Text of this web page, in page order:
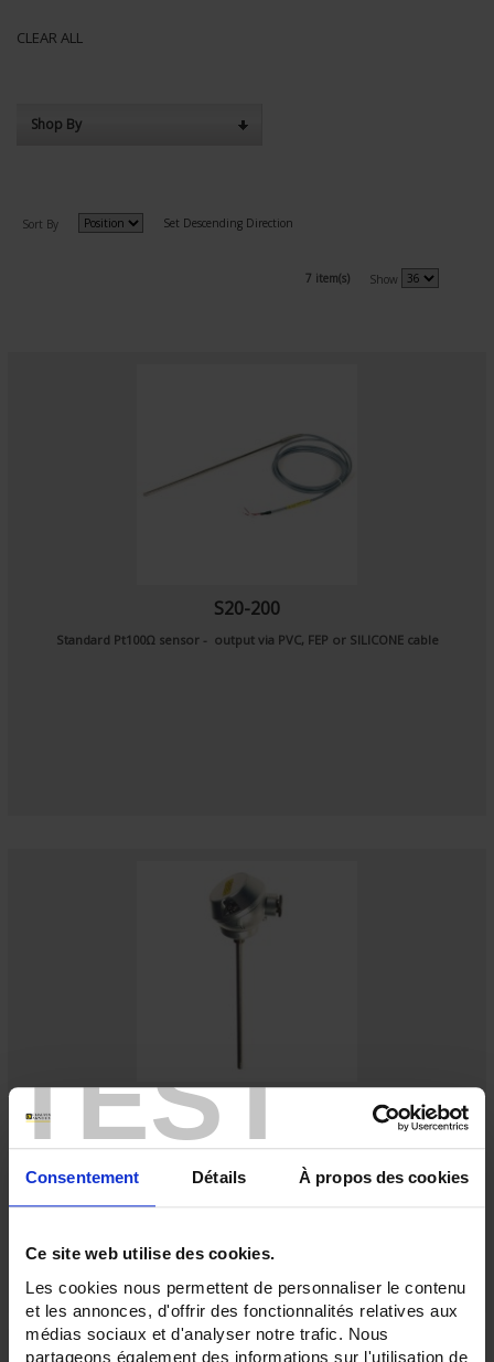
TEST
Consentement Détails À propos des cookies
Ce site web utilise des cookies.
Les cookies nous permettent de personnaliser le contenu
et les annonces, d'offrir des fonctionnalités relatives aux
médias sociaux et d'analyser notre trafic. Nous
partageons également des informations sur l'utilisation de
CLEAR ALL
Shop By
Sort By Set Descending Direction
7 item(s) Show
S20-200
Standard Pt100Ω sensor - output via PVC, FEP or SILICONE cable
S50-200
Standard Pt100Ω sensor - output via IP54 connection head